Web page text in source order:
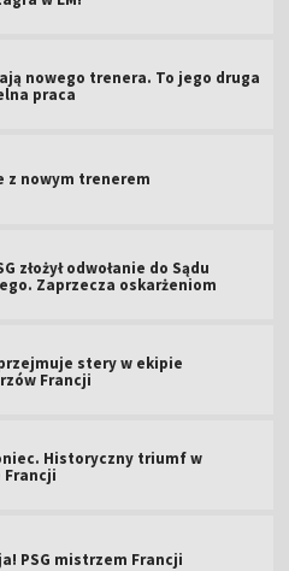
nowego trenera. To jego druga
praca
z nowym trenerem
złożył odwołanie do Sądu
Zaprzecza oskarżeniom
stery w ekipie
Francji
Historyczny triumf w
Francji
PSG mistrzem Francji